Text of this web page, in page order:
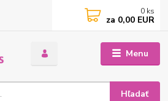
Menu
Hľadať
0 ks
za 0,00 EUR